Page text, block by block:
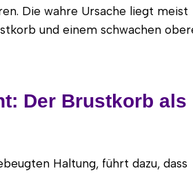
Die wahre Ursache liegt meist
und einem schwachen
Der Brustkorb als
Haltung, führt dazu, dass